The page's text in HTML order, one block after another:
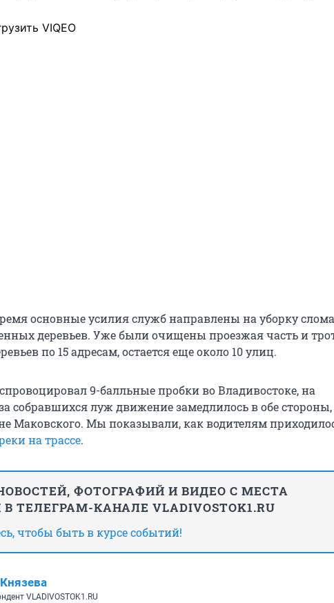
VIQEO
основные усилия служб направлены на уборку
деревьев. Уже были очищены проезжая часть и
по 15 адресам, остается еще около 10 улиц.
9-балльные пробки во Владивостоке, на
собравшихся луж движение замедлилось в обе
Маковского. Мы показывали, как водителям
на трассе.
ФОТОГРАФИЙ И ВИДЕО С МЕСТА
ТЕЛЕГРАМ-КАНАЛЕ VLADIVOSTOK1.RU
чтобы быть в курсе событий!
VLADIVOSTOK1.RU